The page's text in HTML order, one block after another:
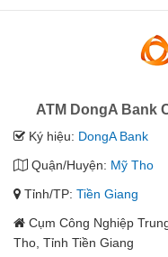
ATM DongA Bank
Ký hiệu: DongA Bank
Quận/Huyện: Mỹ Tho
Tỉnh/TP: Tiền Giang
Cụm Công Nghiệp
Tho, Tỉnh Tiền Giang